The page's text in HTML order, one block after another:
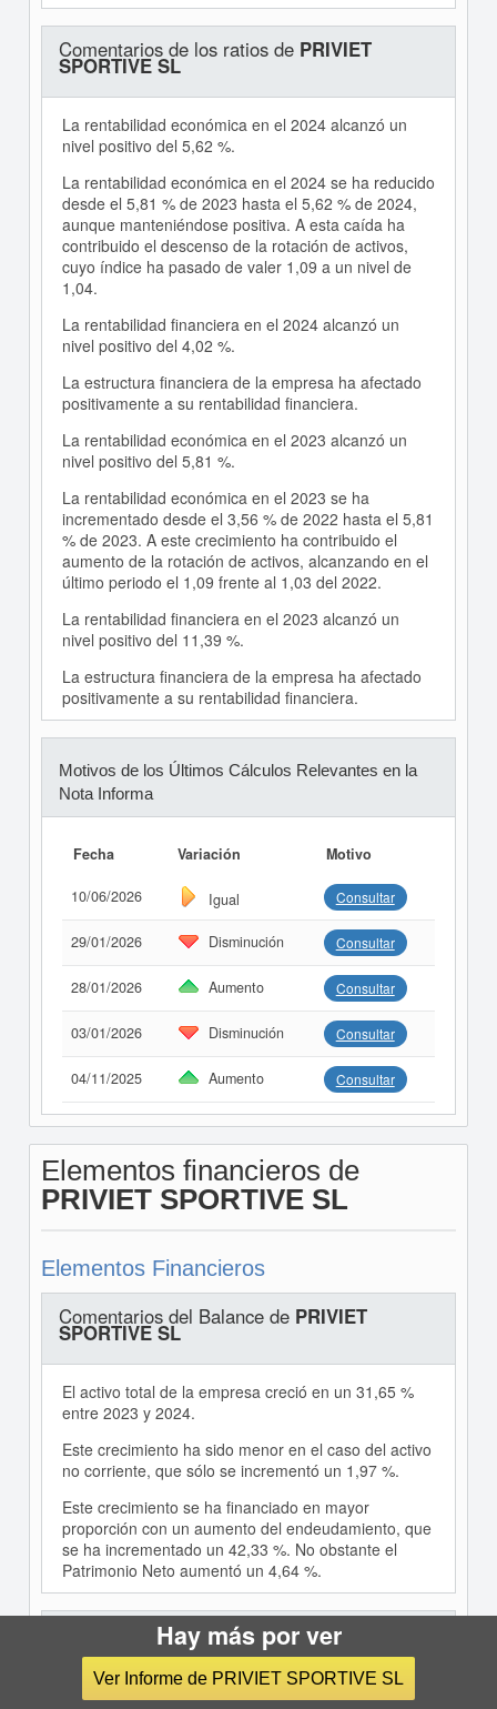
Comentarios de los ratios de PRIVIET
SPORTIVE SL
La rentabilidad económica en el 2024 alcanzó un
nivel positivo del 5,62 %.
La rentabilidad económica en el 2024 se ha reducido
desde el 5,81 % de 2023 hasta el 5,62 % de 2024,
aunque manteniéndose positiva. A esta caída ha
contribuido el descenso de la rotación de activos,
cuyo índice ha pasado de valer 1,09 a un nivel de
1,04.
La rentabilidad financiera en el 2024 alcanzó un
nivel positivo del 4,02 %.
La estructura financiera de la empresa ha afectado
positivamente a su rentabilidad financiera.
La rentabilidad económica en el 2023 alcanzó un
nivel positivo del 5,81 %.
La rentabilidad económica en el 2023 se ha
incrementado desde el 3,56 % de 2022 hasta el 5,81
% de 2023. A este crecimiento ha contribuido el
aumento de la rotación de activos, alcanzando en el
último periodo el 1,09 frente al 1,03 del 2022.
La rentabilidad financiera en el 2023 alcanzó un
nivel positivo del 11,39 %.
La estructura financiera de la empresa ha afectado
positivamente a su rentabilidad financiera.
Motivos de los Últimos Cálculos Relevantes en la
Nota Informa
Fecha Variación Motivo
10/06/2026 Igual Consultar
29/01/2026 Disminución Consultar
28/01/2026 Aumento Consultar
03/01/2026 Disminución Consultar
04/11/2025 Aumento Consultar
Elementos financieros de
PRIVIET SPORTIVE SL
Elementos Financieros
Comentarios del Balance de PRIVIET
SPORTIVE SL
El activo total de la empresa creció en un 31,65 %
entre 2023 y 2024.
Este crecimiento ha sido menor en el caso del activo
no corriente, que sólo se incrementó un 1,97 %.
Este crecimiento se ha financiado en mayor
proporción con un aumento del endeudamiento, que
se ha incrementado un 42,33 %. No obstante el
Patrimonio Neto aumentó un 4,64 %.
Comentarios de la Cuenta de Pérdidas y
Ganancias dePRIVIET SPORTIVE SL
Hay más por ver
Ver Informe de PRIVIET SPORTIVE SL